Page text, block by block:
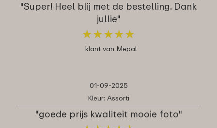
"Super! Heel blij met de bestelling. Dank
jullie"
★★★★★
★★★★★
klant van Mepal
01-09-2025
Kleur: Assorti
"goede prijs kwaliteit mooie foto"